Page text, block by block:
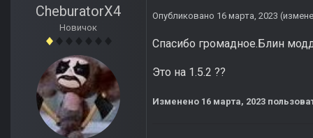
CheburatorX4
Новичок
Опубликовано 16 марта, 2023
Спасибо громадное.Блин
Это на 1.5.2 ??
Изменено 16 марта, 2023